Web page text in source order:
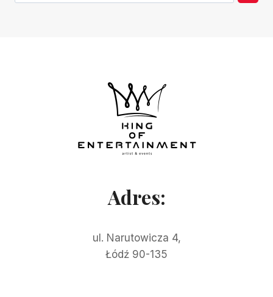
Adres:
ul. Narutowicza 4,
Łódź 90-135